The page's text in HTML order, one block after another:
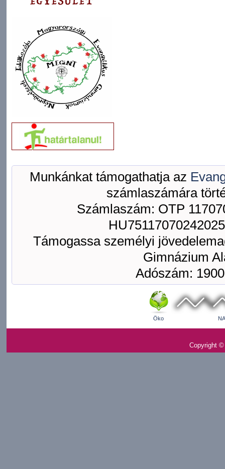
Munkánkat támogathatja az
számlaszámára
Számlaszám: OTP
Támogassa személyi
Gimnázium
Adószám:
Öko
Copyright